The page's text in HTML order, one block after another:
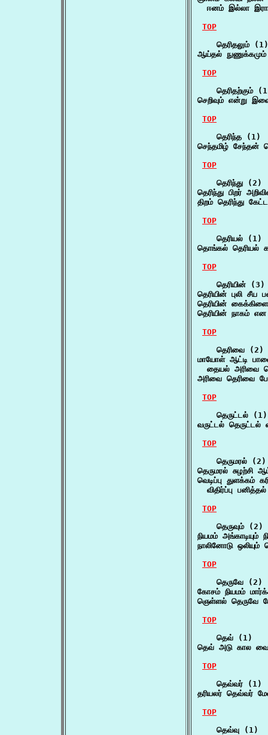
ஈனம் இல்லா
TOP
    தெரிதலும் (1)
ஆய்தல்
TOP
தெரிதற்கும்
செறிவும் என்று
TOP
    தெரிந்த (1)
செந்தமிழ் சேந்தன்
TOP
    தெரிந்து (2)
தெரிந்து பிறர்
திறம் தெரிந்து
TOP
    தெரியல் (1)
தொங்கல் தெரியல்
TOP
    தெரியின் (3)
தெரியின் புலி
தெரியின்
தெரியின் நாகம்
TOP
    தெரிவை (2)
மாயோள் ஆட்டி
தையல் அரிவை
அரிவை தெரிவை
TOP
    தெருட்டல் (1)
வருட்டல் தெருட்டல்
TOP
    தெருமரல் (2)
தெருமரல்
வெடிப்பு துளக்கம்
விதிர்ப்பு
TOP
    தெருவும் (2)
நியமம் அங்காடியும்
நாலினோடு
TOP
    தெருவே (2)
கோசம் நியமம்
ஞெள்ளல் தெருவே
TOP
    தெவ் (1)
தெவ் அடு கால
TOP
    தெவ்வர் (1)
தரியலர் தெவ்வர்
TOP
    தெவ்வு (1)